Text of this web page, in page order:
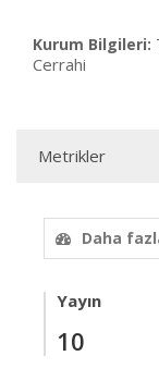
Kurum Bilgileri:
Cerrahi
Metrikler
Daha
Yayın
10